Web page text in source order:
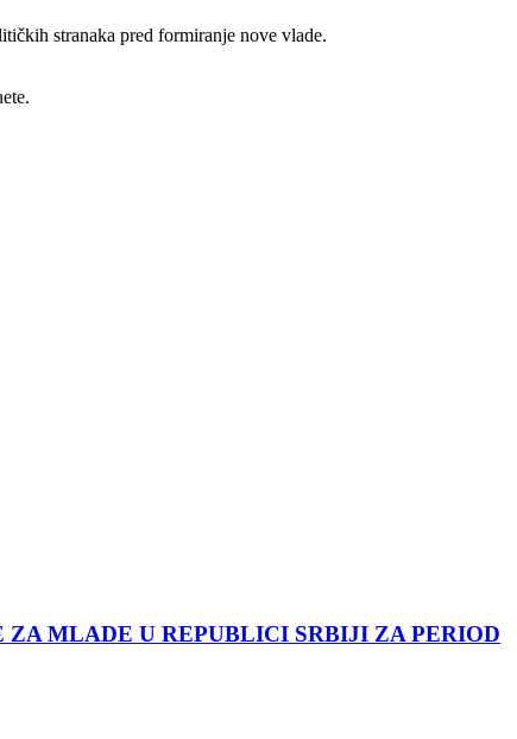
stranaka pred formiranje nove vlade.
ZA MLADE U REPUBLICI SRBIJI ZA PERIOD